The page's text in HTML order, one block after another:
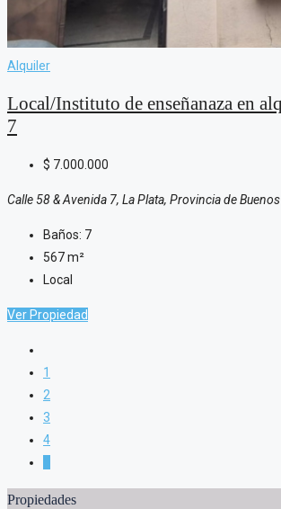
Alquiler
Local/Instituto de enseñanaza en
7
$ 7.000.000
Calle 58 & Avenida 7, La Plata, Provincia de
Baños: 7
567m²
Local
Ver Propiedad
1
2
3
4
Propiedades